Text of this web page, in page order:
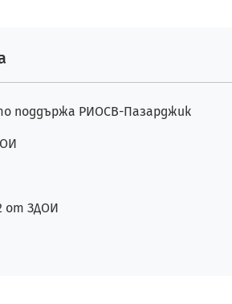
поддържа РИОСВ-Пазарджик
от ЗДОИ